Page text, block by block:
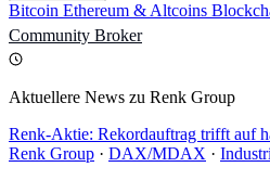
Bitcoin Ethereum & Altcoins
Community Broker
Aktuellere News zu Renk Group
Renk-Aktie: Rekordauftrag trifft auf
Renk Group · DAX/MDAX ·